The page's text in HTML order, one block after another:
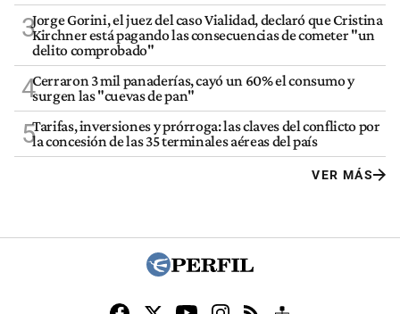
3Jorge Gorini, el juez del caso Vialidad, declaró que Cristina
Kirchner está pagando las consecuencias de cometer "un
delito comprobado"
4Cerraron 3 mil panaderías, cayó un 60% el consumo y
surgen las "cuevas de pan"
5Tarifas, inversiones y prórroga: las claves del conflicto por
la concesión de las 35 terminales aéreas del país
VER MÁS